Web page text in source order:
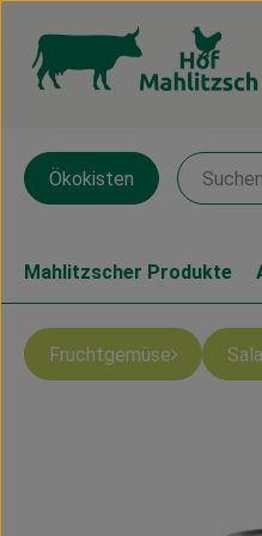
Ökokisten
Mahlitzscher Produkte
Fruchtgemüse